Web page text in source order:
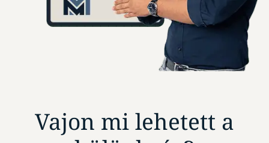
Vajon mi lehetett a